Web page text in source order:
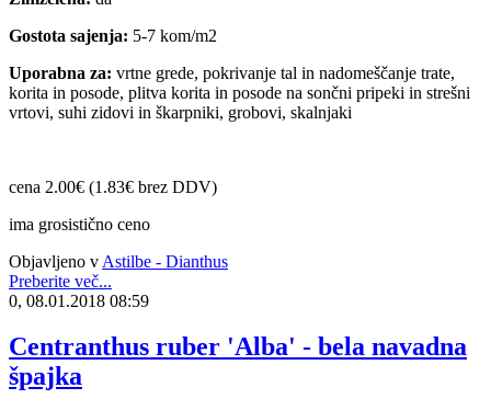
Gostota sajenja: 5-7 kom/m2
Uporabna za: vrtne grede, pokrivanje tal in nadomeščanje trate,
korita in posode, plitva korita in posode na sončni pripeki in strešni
vrtovi, suhi zidovi in škarpniki, grobovi, skalnjaki
cena 2.00€ (1.83€ brez DDV)
ima grosistično ceno
Objavljeno v Astilbe - Dianthus
Preberite več...
0, 08.01.2018 08:59
Centranthus ruber 'Alba' - bela navadna
špajka